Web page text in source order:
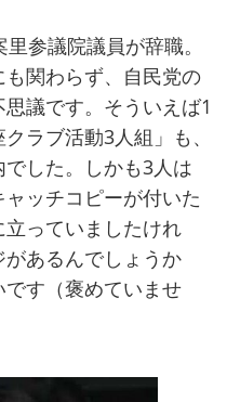
参議院議員が辞職。
関わらず、自民党の
議です。そういえば1
ラブ活動3人組」も、
した。しかも3人は
ャッチコピーが付いた
っていましたけれ
あるんでしょうか
す（褒めていませ